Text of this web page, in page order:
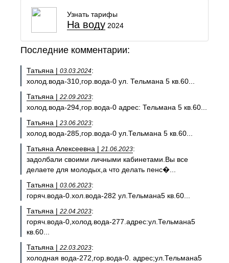
Узнать тарифы
На воду 2024
Последние комментарии:
Татьяна | 03.03.2024:
холод.вода-310,гор.вода-0 ул. Тельмана 5 кв.60...
Татьяна | 22.09.2023:
холод.вода-294,гор.вода-0 адрес: Тельмана 5 кв.60...
Татьяна | 23.06.2023:
холод.вода-285,гор.вода-0 ул.Тельмана 5 кв.60...
Татьяна Алексеевна | 21.06.2023:
задолбали своими личными кабинетами.Вы все
делаете для молодых,а что делать пенс�...
Татьяна | 03.06.2023:
горяч.вода-0.хол.вода-282 ул.Тельмана5 кв.60...
Татьяна | 22.04.2023:
горяч.вода-0,холод.вода-277.адрес:ул.Тельмана5
кв.60...
Татьяна | 22.03.2023:
холодная вода-272,гор.вода-0. адрес;ул.Тельмана5